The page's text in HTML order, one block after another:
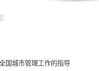
国城市管理工作的指导